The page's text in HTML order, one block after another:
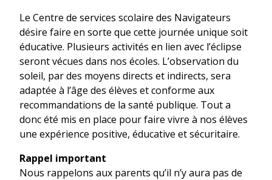
Le Centre de services scolaire des Navigateurs
désire faire en sorte que cette journée unique soit
éducative. Plusieurs activités en lien avec l’éclipse
seront vécues dans nos écoles. L’observation du
soleil, par des moyens directs et indirects, sera
adaptée à l’âge des élèves et conforme aux
recommandations de la santé publique. Tout a
donc été mis en place pour faire vivre à nos élèves
une expérience positive, éducative et sécuritaire.
Rappel important
Nous rappelons aux parents qu’il n’y aura pas de